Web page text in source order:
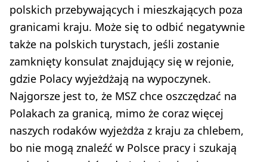
polskich przebywających i mieszkających poza
granicami kraju. Może się to odbić negatywnie
także na polskich turystach, jeśli zostanie
zamknięty konsulat znajdujący się w rejonie,
gdzie Polacy wyjeżdżają na wypoczynek.
Najgorsze jest to, że MSZ chce oszczędzać na
Polakach za granicą, mimo że coraz więcej
naszych rodaków wyjeżdża z kraju za chlebem,
bo nie mogą znaleźć w Polsce pracy i szukają